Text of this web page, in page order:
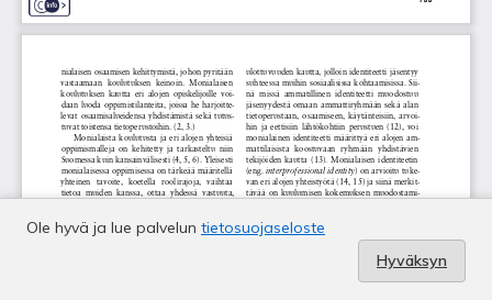
Ole hyvä ja lue palvelun tietosuojaseloste
Hyväksyn